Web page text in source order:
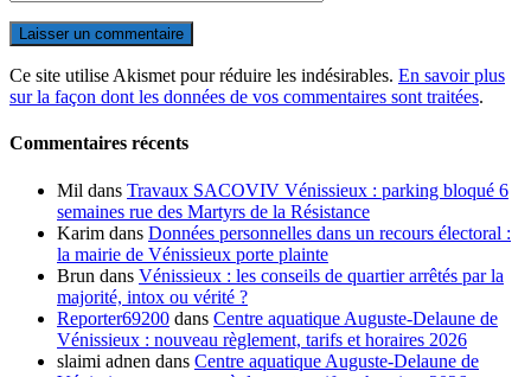
Ce site utilise Akismet pour réduire les indésirables. En savoir plus
sur la façon dont les données de vos commentaires sont traitées.
Commentaires récents
Mil dans Travaux SACOVIV Vénissieux : parking bloqué 6
semaines rue des Martyrs de la Résistance
Karim dans Données personnelles dans un recours électoral :
la mairie de Vénissieux porte plainte
Brun dans Vénissieux : les conseils de quartier arrêtés par la
majorité, intox ou vérité ?
Reporter69200 dans Centre aquatique Auguste-Delaune de
Vénissieux : nouveau règlement, tarifs et horaires 2026
slaimi adnen dans Centre aquatique Auguste-Delaune de